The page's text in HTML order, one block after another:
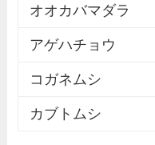
オオカバマダラ
アゲハチョウ
コガネムシ
カブトムシ